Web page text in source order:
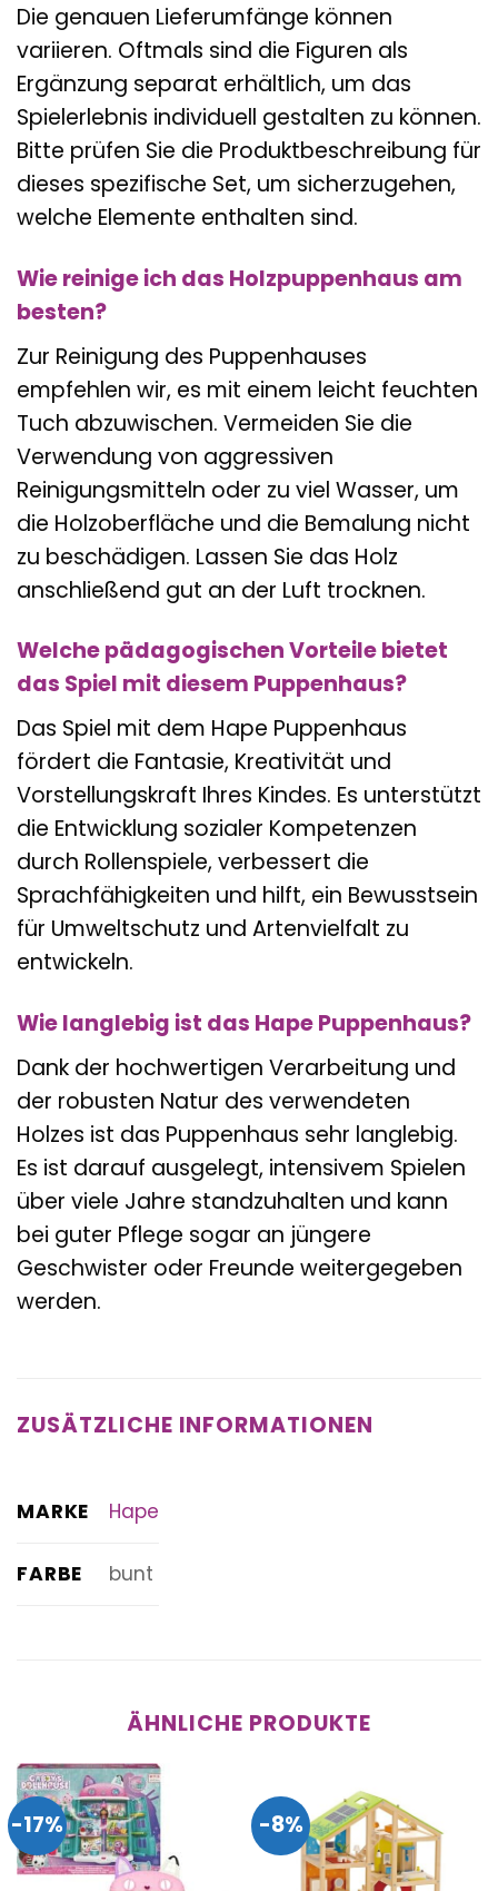
Die genauen Lieferumfänge können
variieren. Oftmals sind die Figuren als
Ergänzung separat erhältlich, um das
Spielerlebnis individuell gestalten zu können.
Bitte prüfen Sie die Produktbeschreibung für
dieses spezifische Set, um sicherzugehen,
welche Elemente enthalten sind.
Wie reinige ich das Holzpuppenhaus am
besten?
Zur Reinigung des Puppenhauses
empfehlen wir, es mit einem leicht feuchten
Tuch abzuwischen. Vermeiden Sie die
Verwendung von aggressiven
Reinigungsmitteln oder zu viel Wasser, um
die Holzoberfläche und die Bemalung nicht
zu beschädigen. Lassen Sie das Holz
anschließend gut an der Luft trocknen.
Welche pädagogischen Vorteile bietet
das Spiel mit diesem Puppenhaus?
Das Spiel mit dem Hape Puppenhaus
fördert die Fantasie, Kreativität und
Vorstellungskraft Ihres Kindes. Es unterstützt
die Entwicklung sozialer Kompetenzen
durch Rollenspiele, verbessert die
Sprachfähigkeiten und hilft, ein Bewusstsein
für Umweltschutz und Artenvielfalt zu
entwickeln.
Wie langlebig ist das Hape Puppenhaus?
Dank der hochwertigen Verarbeitung und
der robusten Natur des verwendeten
Holzes ist das Puppenhaus sehr langlebig.
Es ist darauf ausgelegt, intensivem Spielen
über viele Jahre standzuhalten und kann
bei guter Pflege sogar an jüngere
Geschwister oder Freunde weitergegeben
werden.
ZUSÄTZLICHE INFORMATIONEN
MARKE Hape
FARBE bunt
ÄHNLICHE PRODUKTE
-17% -8%